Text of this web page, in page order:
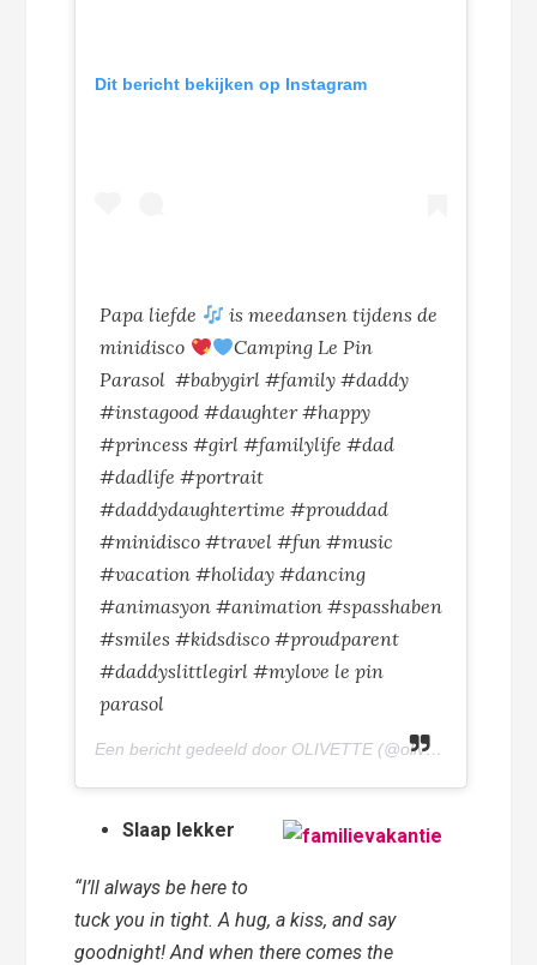
Dit bericht bekijken op Instagram
Papa liefde
is meedansen tijdens de
minidisco
Camping Le Pin
Parasol #babygirl #family #daddy
#instagood #daughter #happy
#princess #girl #familylife #dad
#dadlife #portrait
#daddydaughtertime #prouddad
#minidisco #travel #fun #music
#vacation #holiday #dancing
#animasyon #animation #spasshaben
#smiles #kidsdisco #proudparent
#daddyslittlegirl #mylove le pin
parasol
Een bericht gedeeld door OLIVETTE (@olivettepuntnl) op
Slaap lekker
“I’ll always be here to
tuck you in tight. A hug, a kiss, and say
goodnight! And when there comes the